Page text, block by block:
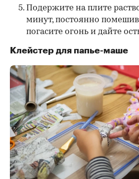
Подержите на плите
минут, постоянно
погасите огонь и дайте
Клейстер для папье-маше